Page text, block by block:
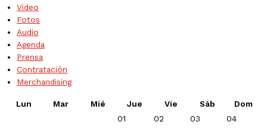
Video
Fotos
Audio
Agenda
Prensa
Contratación
Merchandising
Lun Mar Mié Jue Vie Sáb
Dom
01
02 03
04